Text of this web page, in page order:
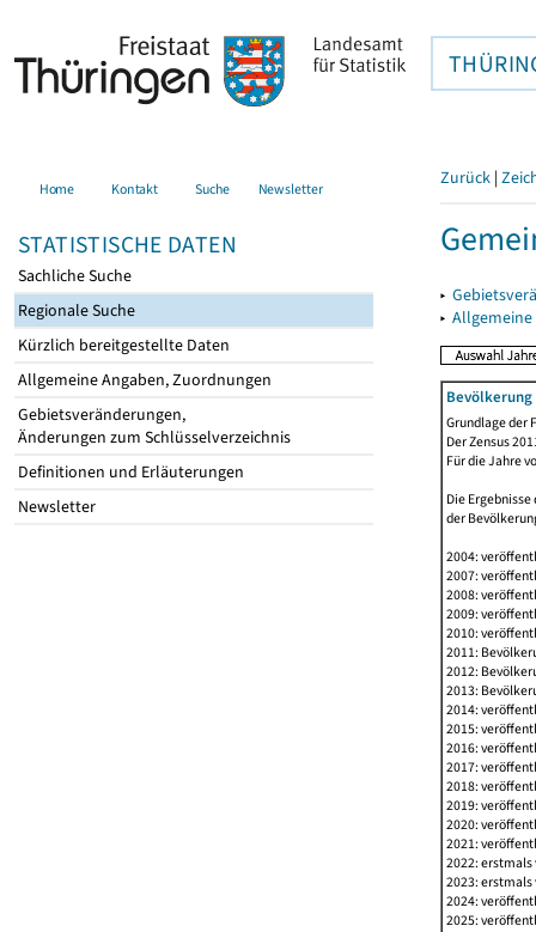
Home Kontakt Suche Newsletter
STATISTISCHE DATEN
Sachliche Suche
Regionale Suche
Kürzlich bereitgestellte Daten
Allgemeine Angaben, Zuordnungen
Gebietsveränderungen,
Änderungen zum Schlüsselverzeichnis
Definitionen und Erläuterungen
Newsletter
Zurück |
▸
▸
Grundlage der
Der Zensus
Für die Jahre
Die
der
2004:
2007:
2008:
2009:
2010:
2011:
2012:
2013:
2014:
2015:
2016:
2017:
2018:
2019:
2020:
2021:
2022:
2023:
2024:
2025: